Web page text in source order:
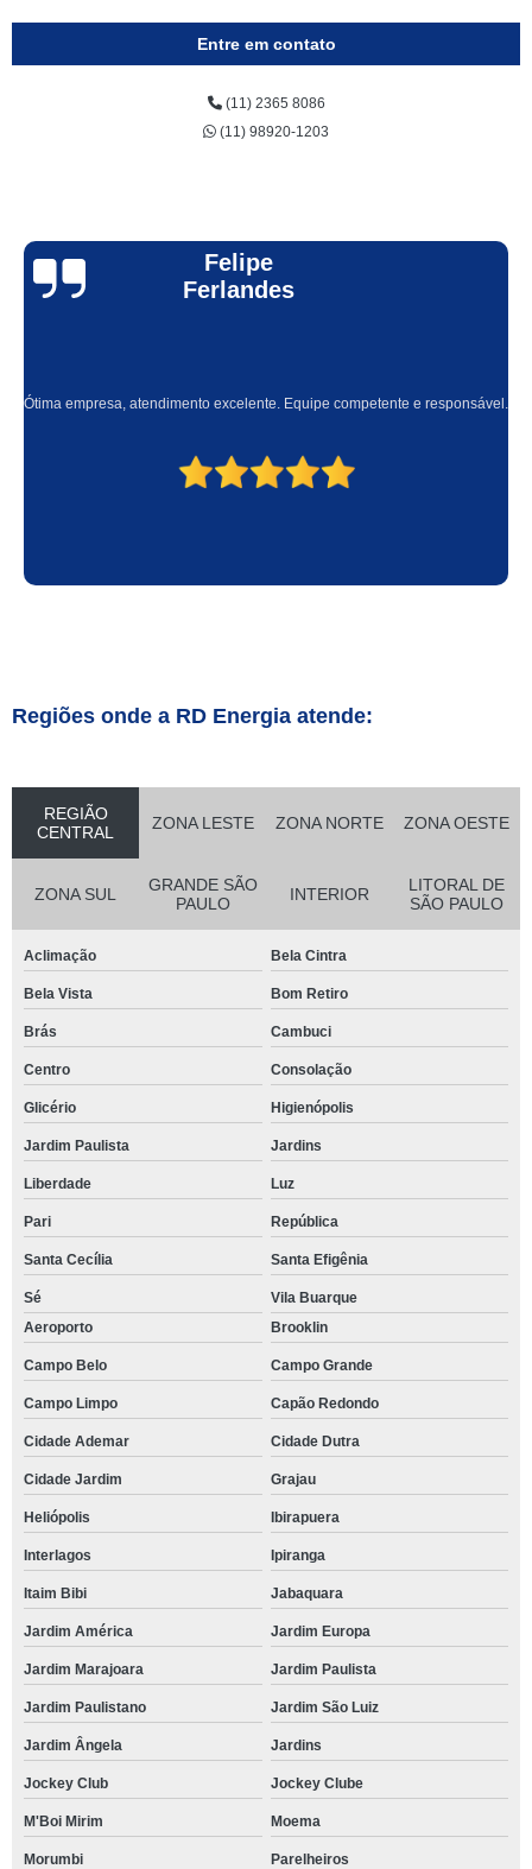
Entre em contato
(11) 2365 8086
(11) 98920-1203
Felipe
Ferlandes
Ótima empresa, atendimento excelente. Equipe competente e responsável.
Regiões onde a RD Energia atende:
REGIÃO
CENTRAL
ZONA LESTE ZONA NORTE ZONA OESTE
ZONA SUL
GRANDE SÃO
PAULO
INTERIOR
LITORAL DE
SÃO PAULO
Aclimação Bela Cintra
Bela Vista Bom Retiro
Brás Cambuci
Centro Consolação
Glicério Higienópolis
Jardim Paulista Jardins
Liberdade Luz
Pari República
Santa Cecília Santa Efigênia
Sé
Vila Buarque
Aeroporto
Brooklin
Campo Belo Campo Grande
Campo Limpo Capão Redondo
Cidade Ademar Cidade Dutra
Cidade Jardim Grajau
Heliópolis Ibirapuera
Interlagos Ipiranga
Itaim Bibi Jabaquara
Jardim América Jardim Europa
Jardim Marajoara Jardim Paulista
Jardim Paulistano Jardim São Luiz
Jardim Ângela Jardins
Jockey Club Jockey Clube
M'Boi Mirim Moema
Morumbi Parelheiros